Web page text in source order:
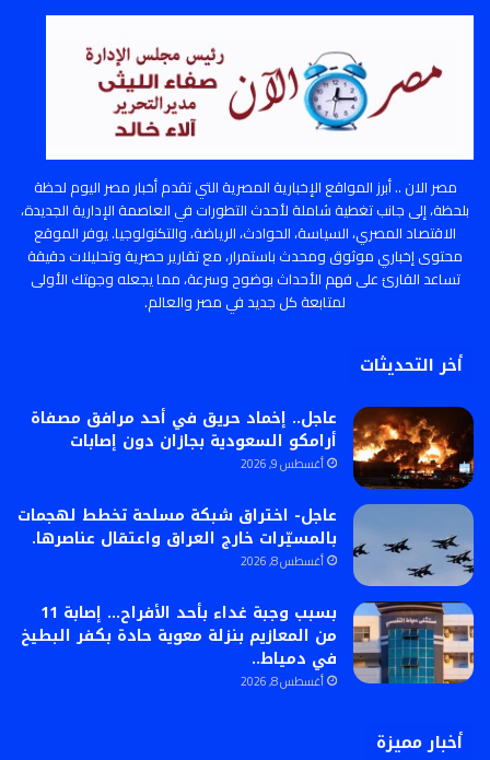
مصر الان .. أبرز المواقع الإخبارية المصرية التي تقدم أخبار مصر اليوم لحظة
بلحظة، إلى جانب تغطية شاملة لأحدث التطورات في العاصمة الإدارية الجديدة،
الاقتصاد المصري، السياسة، الحوادث، الرياضة، والتكنولوجيا. يوفر الموقع
محتوى إخباري موثوق ومحدث باستمرار، مع تقارير حصرية وتحليلات دقيقة
تساعد القارئ على فهم الأحداث بوضوح وسرعة، مما يجعله وجهتك الأولى
لمتابعة كل جديد في مصر والعالم.
أخر التحديثات
عاجل.. إخماد حريق في أحد مرافق مصفاة
أرامكو السعودية بجازان دون إصابات
أغسطس 9, 2026
عاجل- اختراق شبكة مسلحة تخطط لهجمات
بالمسيّرات خارج العراق واعتقال عناصرها.
أغسطس 8, 2026
بسبب وجبة غداء بأحد الأفراح… إصابة 11
من المعازيم بنزلة معوية حادة بكفر البطيخ
في دمياط..
أغسطس 8, 2026
أخبار مميزة